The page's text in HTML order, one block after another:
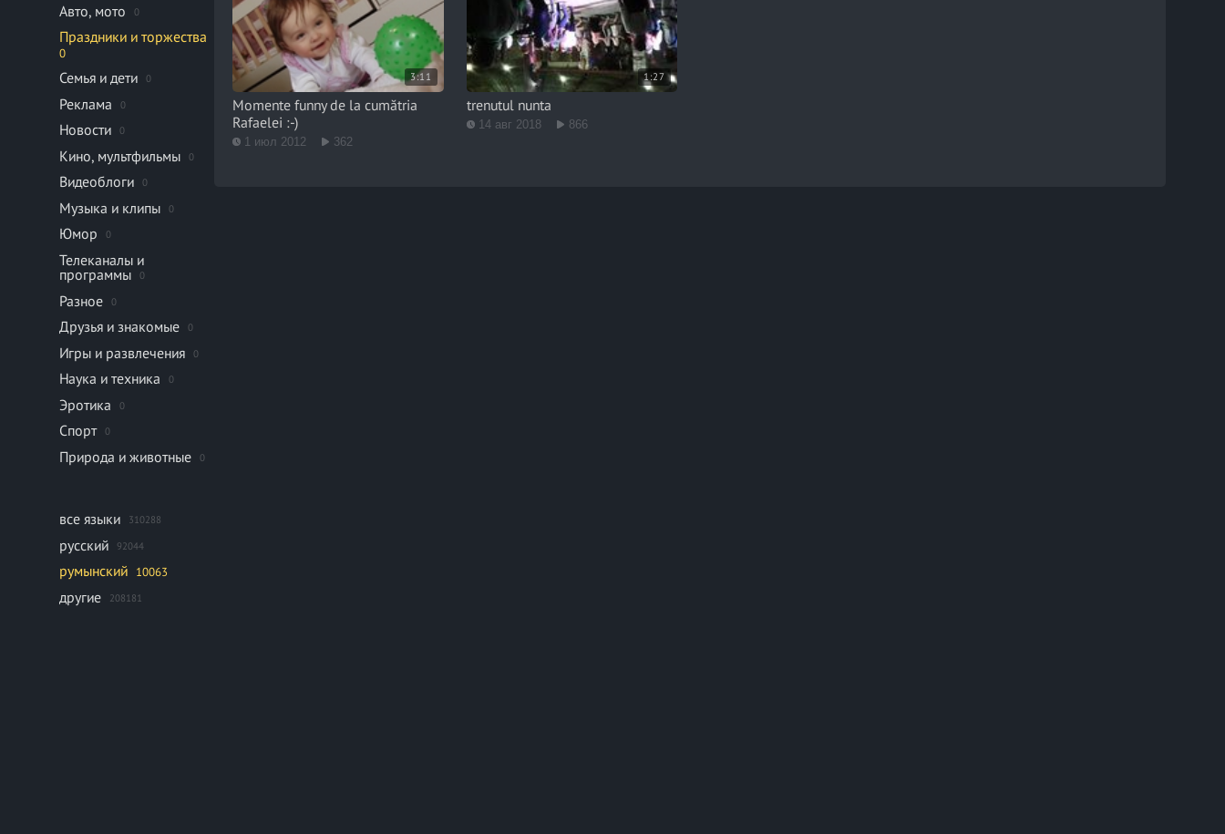
Авто, мото 0
Праздники и торжества
0
Семья и дети 0
Реклама 0
Новости 0
Кино, мультфильмы 0
Видеоблоги 0
Музыка и клипы 0
Юмор 0
Телеканалы и
программы
0
Разное 0
Друзья и знакомые 0
Игры и развлечения 0
Наука и техника 0
Эротика 0
Спорт 0
Природа и животные 0
все языки 310288
русский 92044
румынский 10063
другие 208181
3:11
Momente funny de la cumătria
Rafaelei :-)
1 июл 2012 362
1:27
trenutul nunta
14 авг 2018 866